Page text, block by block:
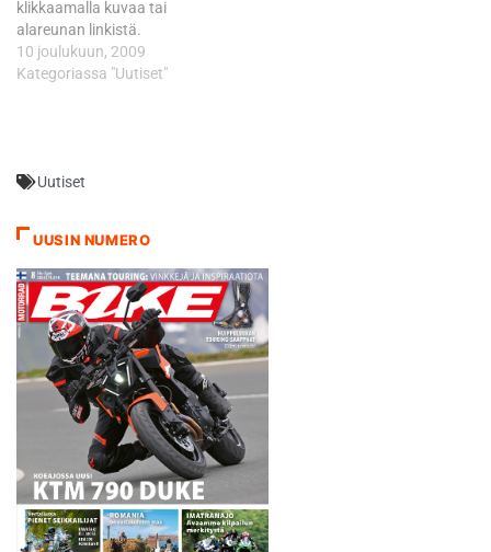
klikkaamalla kuvaa tai
alareunan linkistä.
10 joulukuun, 2009
Kategoriassa "Uutiset"
Uutiset
UUSIN NUMERO